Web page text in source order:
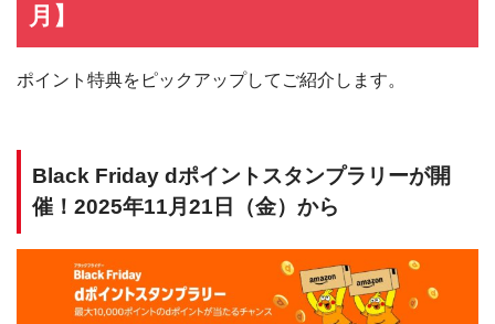
月】
ポイント特典をピックアップしてご紹介します。
Black Friday dポイントスタンプラリーが開
催！2025年11月21日（金）から